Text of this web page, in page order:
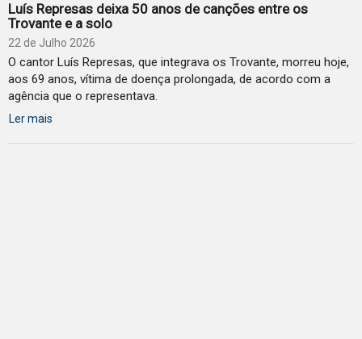
Luís Represas deixa 50 anos de canções entre os
Trovante e a solo
22 de Julho 2026
O cantor Luís Represas, que integrava os Trovante, morreu hoje,
aos 69 anos, vítima de doença prolongada, de acordo com a
agência que o representava.
Ler mais